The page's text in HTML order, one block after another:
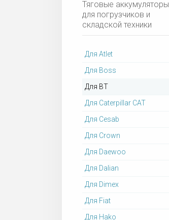
Тяговые аккумуляторы
для погрузчиков и
складской техники
Для Atlet
Для Boss
Для BT
Для Caterpillar CAT
Для Cesab
Для Crown
Для Daewoo
Для Dalian
Для Dimex
Для Fiat
Для Hako